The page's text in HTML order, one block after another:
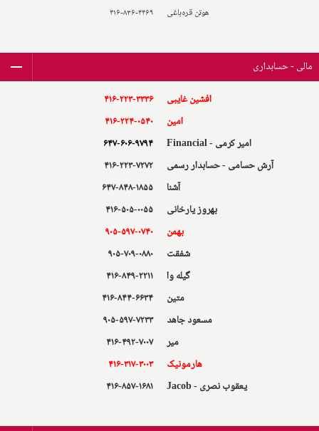
هوتن قره‌باغی ۴۱۶-۸۳۶-۴۴۶۹
مالی - حسابداری
افشین غایبی
۴۱۶-۲۲۳-۳۳۳۶
امین
۴۱۶-۲۲۴-۰۵۴۰
امیر کرمی - Financial
۶۴۷-۶۰۶-۹۷۹۴
آرش حسامی - حسابدار رسمی
۴۱۶-۲۲۳-۷۲۷۲
آشنا
۶۴۷-۸۴۸-۱۸۵۵
بهروز یارخانی
۴۱۶-۵۰۵-۰۰۵۵
بهمن
۹۰۵-۵۹۷-۰۷۴۰
شفقت
۹۰۵-۷۰۹-۰۸۸۰
گیله وا
۴۱۶-۸۴۹-۲۲۱۱
متین
۴۱۶-۸۴۴-۶۶۳۴
مسعود جاهد
۹۰۵-۵۹۷-۷۲۳۳
میر
۴۱۶-۴۹۲-۷۰۰۷
هارمونیک
۴۱۶-۳۱۷-۳۰۰۳
یعقوب نصری - Jacob
۴۱۶-۸۵۷-۱۶۸۱